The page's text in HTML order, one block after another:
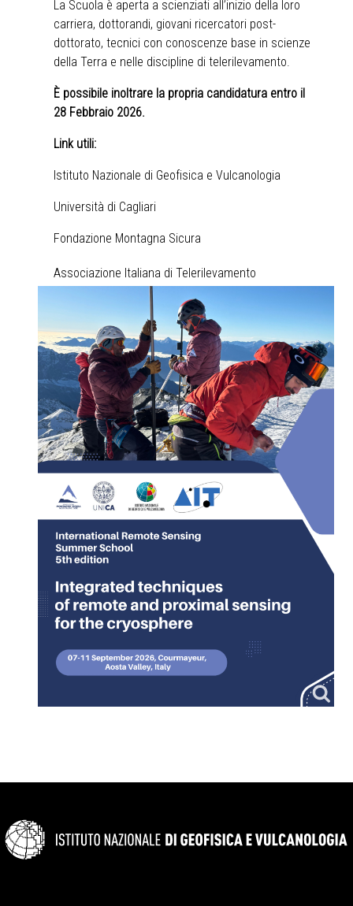
La Scuola è aperta a scienziati all’inizio della loro
carriera, dottorandi, giovani ricercatori post-
dottorato, tecnici con conoscenze base in scienze
della Terra e nelle discipline di telerilevamento.
È possibile inoltrare la propria candidatura entro il
28 Febbraio 2026.
Link utili:
Istituto Nazionale di Geofisica e Vulcanologia
Università di Cagliari
Fondazione Montagna Sicura
Associazione Italiana di Telerilevamento